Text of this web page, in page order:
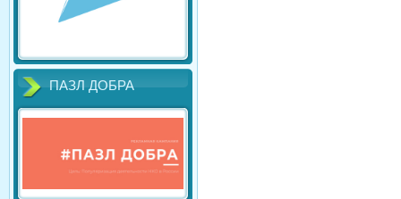
ПАЗЛ ДОБРА